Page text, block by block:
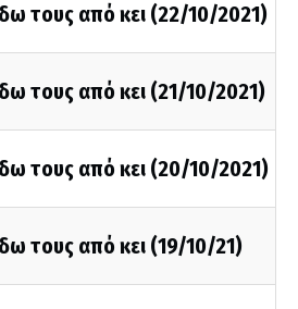
τους από κει (22/10/2021)
τους από κει (21/10/2021)
τους από κει (20/10/2021)
τους από κει (19/10/21)